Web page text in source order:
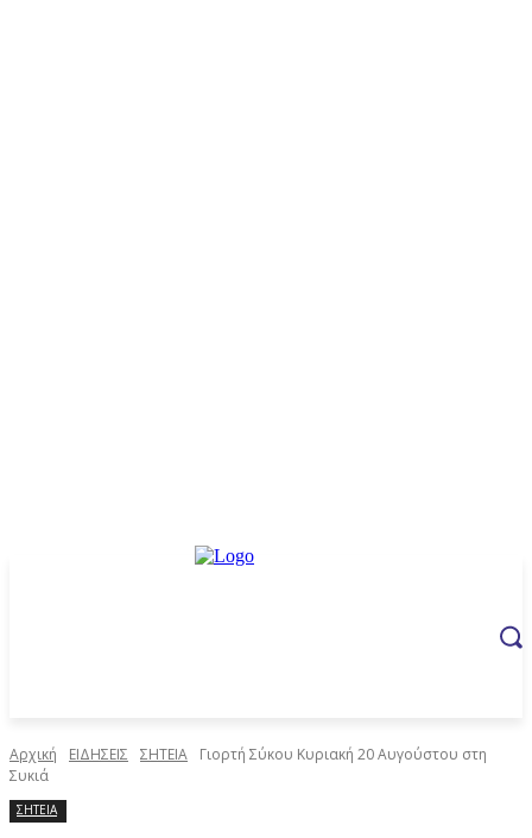
Αρχική ΕΙΔΗΣΕΙΣ ΣΗΤΕΙΑ
Γιορτή Σύκου Κυριακή 20 Αυγούστου στη
Συκιά
ΣΗΤΕΙΑ